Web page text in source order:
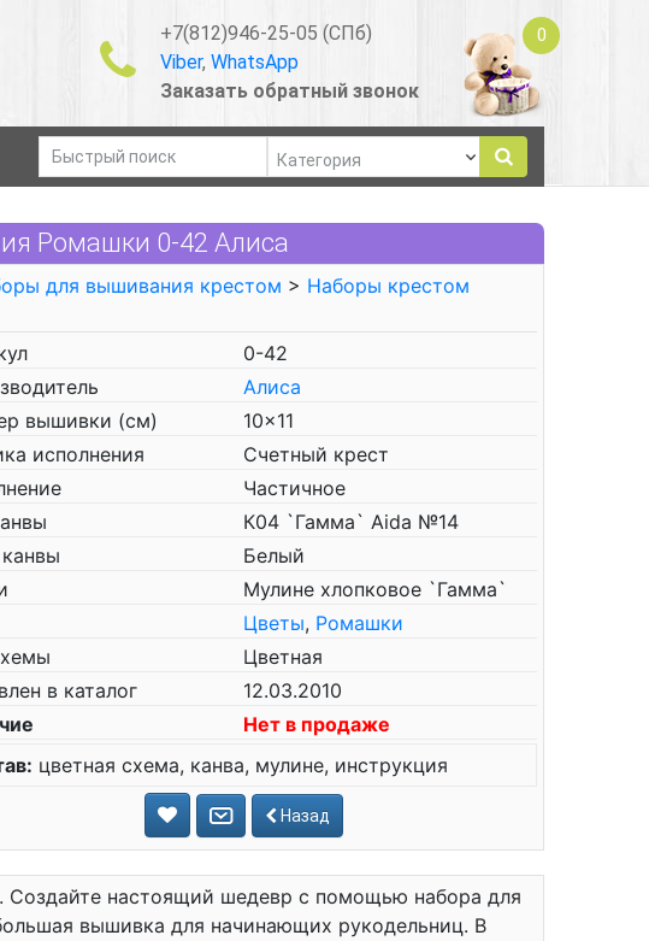
+7(812)946-25-05 (СПб)
Viber, WhatsApp
Заказать обратный звонок
0
Ромашки 0-42 Алиса
для вышивания крестом > Наборы крестом
0-42
Алиса
вышивки (см)
10x11
исполнения
Счетный крест
Частичное
К04 `Гамма` Aida №14
Белый
Мулине хлопковое `Гамма`
Цветы, Ромашки
Цветная
в каталог
12.03.2010
Нет в продаже
цветная схема, канва, мулине, инструкция
Назад
настоящий шедевр с помощью набора для
вышивка для начинающих рукодельниц. В